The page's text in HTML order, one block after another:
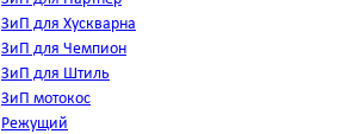
ЗиП для Хускварна
ЗиП для Чемпион
ЗиП для Штиль
ЗиП мотокос
Режущий